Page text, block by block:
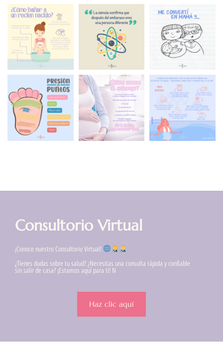
Consultorio Virtual
¡Conoce nuestro Consultorio Virtual!
¿Tienes dudas sobre tu salud? ¿Necesitas una consulta rápida y confiable
sin salir de casa? ¡Estamos aquí para ti! N
Haz clic aquí